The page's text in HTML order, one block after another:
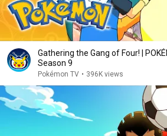
Gathering the Gang of Four! |
Season 9
Pokémon TV • 396K views